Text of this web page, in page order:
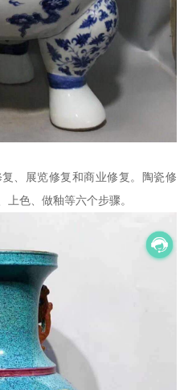
、展览修复和商业修复。陶瓷修
色、做釉等六个步骤。